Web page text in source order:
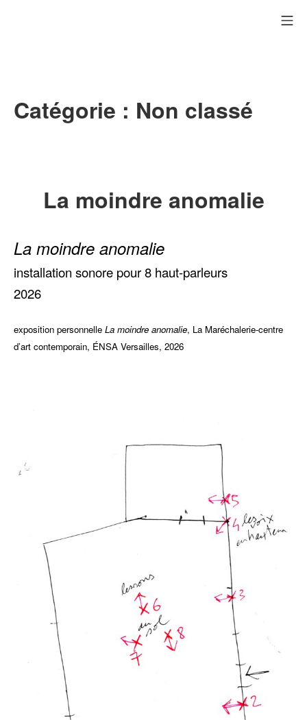
Catégorie : Non classé
La moindre anomalie
La moindre anomalie
installation sonore pour 8 haut-parleurs
2026
exposition personnelle La moindre anomalie, La Maréchalerie-centre
d’art contemporain, ÉNSA Versailles, 2026